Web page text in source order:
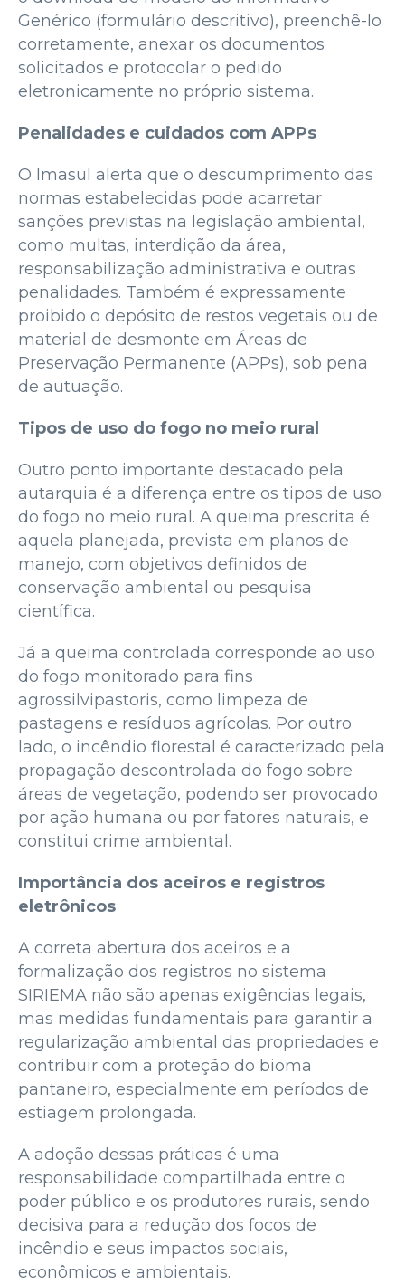
Genérico (formulário descritivo), preenchê-lo
corretamente, anexar os documentos
solicitados e protocolar o pedido
eletronicamente no próprio sistema.
Penalidades e cuidados com APPs
O Imasul alerta que o descumprimento das
normas estabelecidas pode acarretar
sanções previstas na legislação ambiental,
como multas, interdição da área,
responsabilização administrativa e outras
penalidades. Também é expressamente
proibido o depósito de restos vegetais ou de
material de desmonte em Áreas de
Preservação Permanente (APPs), sob pena
de autuação.
Tipos de uso do fogo no meio rural
Outro ponto importante destacado pela
autarquia é a diferença entre os tipos de uso
do fogo no meio rural. A queima prescrita é
aquela planejada, prevista em planos de
manejo, com objetivos definidos de
conservação ambiental ou pesquisa
científica.
Já a queima controlada corresponde ao uso
do fogo monitorado para fins
agrossilvipastoris, como limpeza de
pastagens e resíduos agrícolas. Por outro
lado, o incêndio florestal é caracterizado pela
propagação descontrolada do fogo sobre
áreas de vegetação, podendo ser provocado
por ação humana ou por fatores naturais, e
constitui crime ambiental.
Importância dos aceiros e registros
eletrônicos
A correta abertura dos aceiros e a
formalização dos registros no sistema
SIRIEMA não são apenas exigências legais,
mas medidas fundamentais para garantir a
regularização ambiental das propriedades e
contribuir com a proteção do bioma
pantaneiro, especialmente em períodos de
estiagem prolongada.
A adoção dessas práticas é uma
responsabilidade compartilhada entre o
poder público e os produtores rurais, sendo
decisiva para a redução dos focos de
incêndio e seus impactos sociais,
econômicos e ambientais.